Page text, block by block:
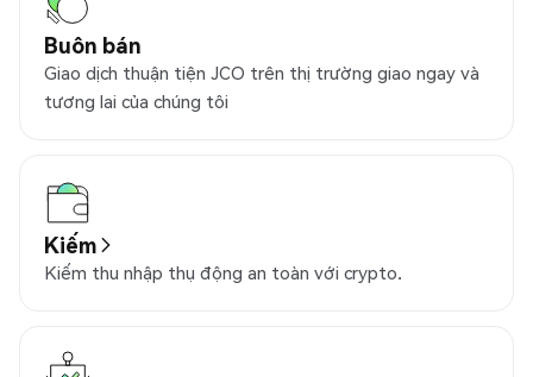
Buôn bán
Giao dịch thuận tiện JCO trên thị trường giao ngay và
tương lai của chúng tôi
Kiếm
Kiếm thu nhập thụ động an toàn với crypto.